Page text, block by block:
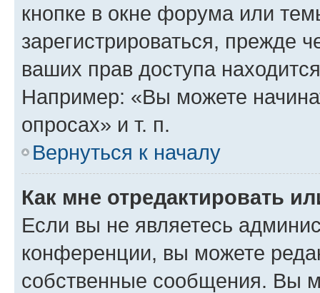
кнопке в окне форума или
зарегистрироваться, прежде
ваших прав доступа
Например: «Вы можете
опросах» и т. п.
Вернуться к началу
Как мне отредактировать
Если вы не являетесь
конференции, вы можете
собственные сообщения. Вы